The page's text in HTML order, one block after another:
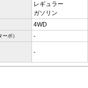
レギュラー
ガソリン
4WD
ボ） -
-